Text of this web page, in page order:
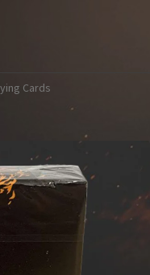
Cards